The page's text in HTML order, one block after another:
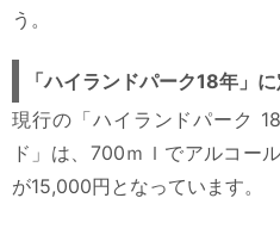
う。
「ハイランドパーク18年」
現行の「ハイランドパーク
ド」は、700ｍｌでアルコー
が15,000円となっています。